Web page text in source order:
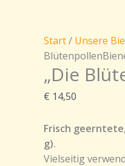
Start/ Unsere
„Die
€ 14,50
Frisch
g).
Vielseitig